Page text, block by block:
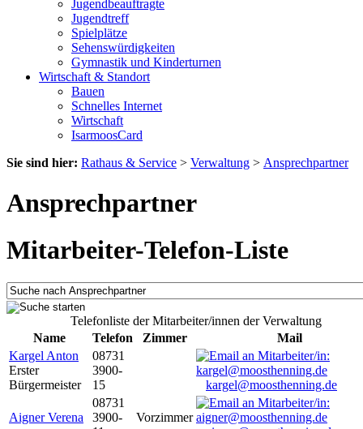
Jugendbeauftragte
Jugendtreff
Spielplätze
Sehenswürdigkeiten
Gymnastik und Kinderturnen
Wirtschaft & Standort
Bauen
Schnelles Internet
Wirtschaft
IsarmoosCard
Sie sind hier: Rathaus & Service > Verwaltung > Ansprechpartner
Ansprechpartner
Mitarbeiter-Telefon-Liste
Telefonliste der Mitarbeiter/innen der Verwaltung
Name
Telefon Zimmer
Mail
Kargel Anton
Erster
Bürgermeister
08731
3900-
15
kargel@moosthenning.de
Aigner Verena
08731
3900-
Vorzimmer